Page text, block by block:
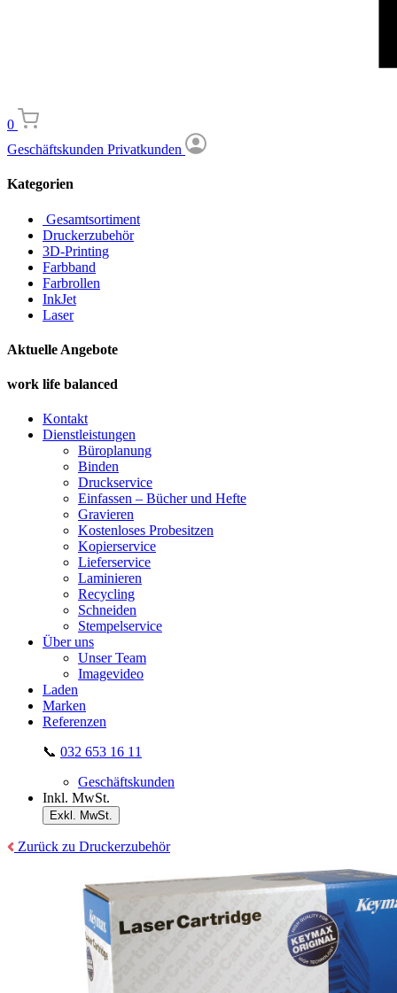
0
Geschäftskunden Privatkunden
Kategorien
Gesamtsortiment
Druckerzubehör
3D-Printing
Farbband
Farbrollen
InkJet
Laser
Aktuelle Angebote
work life balanced
Kontakt
Dienstleistungen
Büroplanung
Binden
Druckservice
Einfassen – Bücher und Hefte
Gravieren
Kostenloses Probesitzen
Kopierservice
Lieferservice
Laminieren
Recycling
Schneiden
Stempelservice
Über uns
Unser Team
Imagevideo
Laden
Marken
Referenzen
📞 032 653 16 11
Geschäftskunden
Inkl. MwSt.
Exkl. MwSt.
Zurück zu Druckerzubehör